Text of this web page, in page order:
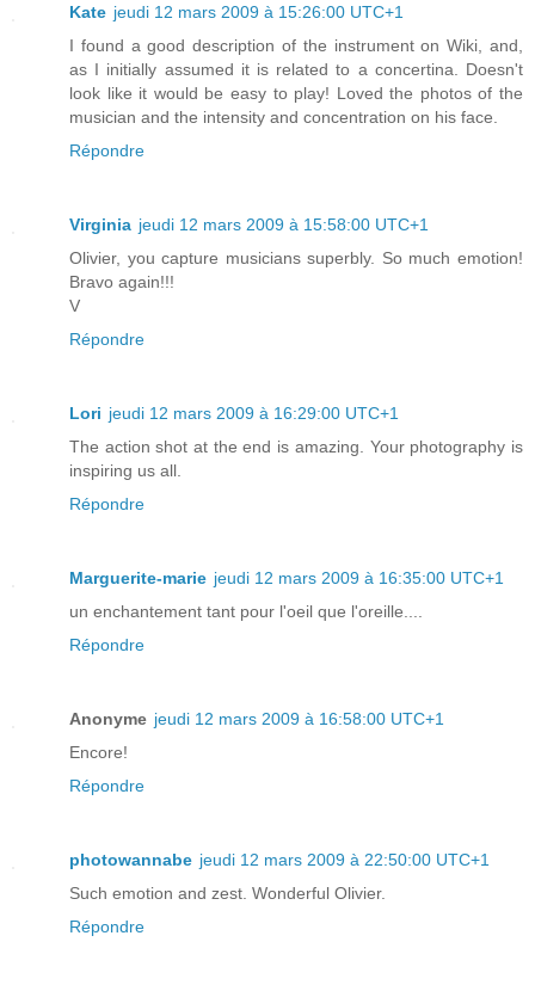
Kate jeudi 12 mars 2009 à 15:26:00 UTC+1
I found a good description of the instrument on Wiki, and,
as I initially assumed it is related to a concertina. Doesn't
look like it would be easy to play! Loved the photos of the
musician and the intensity and concentration on his face.
Répondre
Virginia jeudi 12 mars 2009 à 15:58:00 UTC+1
Olivier, you capture musicians superbly. So much emotion!
Bravo again!!!
V
Répondre
Lori jeudi 12 mars 2009 à 16:29:00 UTC+1
The action shot at the end is amazing. Your photography is
inspiring us all.
Répondre
Marguerite-marie jeudi 12 mars 2009 à 16:35:00 UTC+1
un enchantement tant pour l'oeil que l'oreille....
Répondre
Anonyme jeudi 12 mars 2009 à 16:58:00 UTC+1
Encore!
Répondre
photowannabe jeudi 12 mars 2009 à 22:50:00 UTC+1
Such emotion and zest. Wonderful Olivier.
Répondre